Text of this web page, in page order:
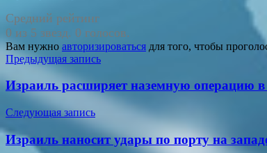
Средний рейтинг
0 из 5 звезд. 0 голосов.
Вам нужно авторизироваться для того, чтобы
Навигация
по
записям
Предыдущая запись
Израиль расширяет наземную операцию в
Следующая запись
Израиль наносит удары по порту на